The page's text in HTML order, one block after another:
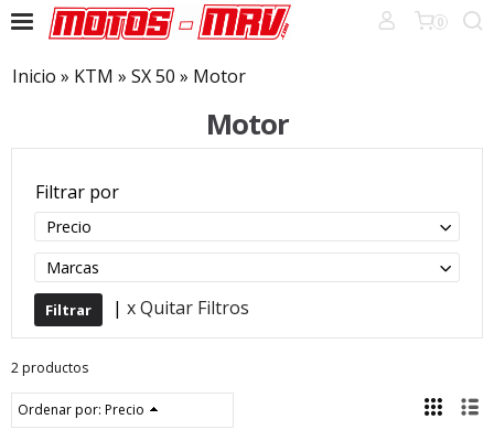
0
Inicio » KTM » SX 50 » Motor
Motor
Filtrar por
Precio
Marcas
| x Quitar Filtros
2 productos
Ordenar por: Precio